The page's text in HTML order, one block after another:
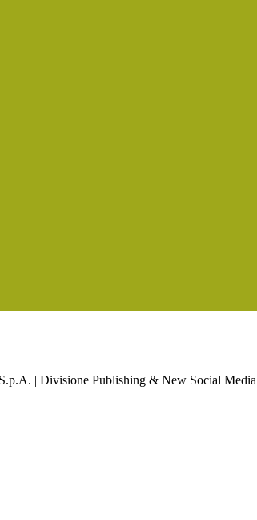
| Divisione Publishing & New Social Media